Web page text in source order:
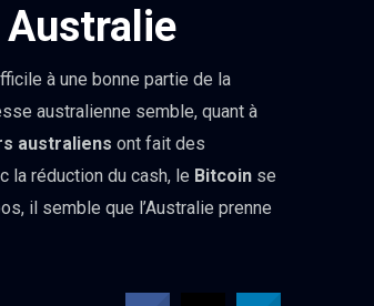
Australie
à une bonne partie de la
australienne semble, quant à
australiens ont fait des
la réduction du cash, le Bitcoin se
il semble que l’Australie prenne